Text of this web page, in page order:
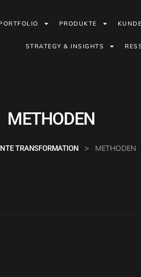
PRODUKTE
STRATEGY & INSIGHTS
METHODEN
TRANSFORMATION > METHODEN